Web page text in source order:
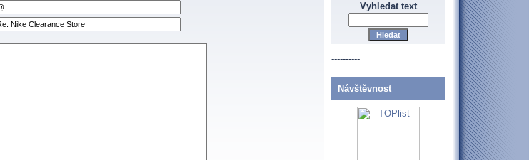
Vyhledat text
----------
Návštěvnost